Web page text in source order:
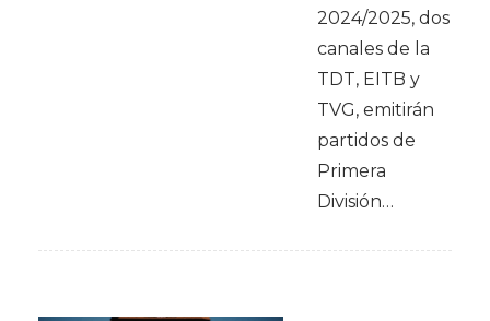
2024/2025, dos
canales de la
TDT, EITB y
TVG, emitirán
partidos de
Primera
División…